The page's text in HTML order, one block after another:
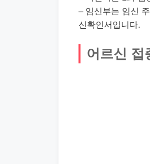
– 임신부는 임신
신확인서입니다.
어르신 접